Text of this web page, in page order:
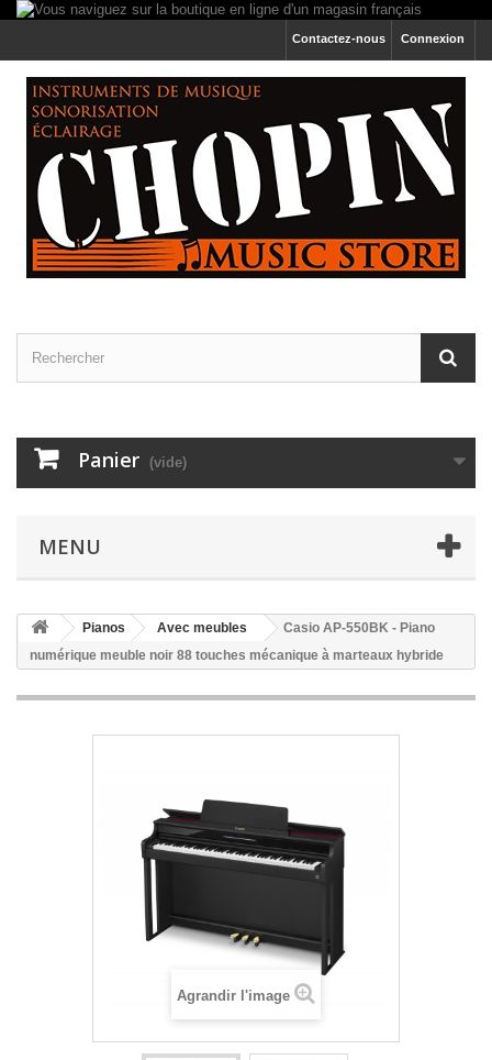
Connexion
Contactez-nous
Panier (vide)
MENU
Pianos Avec meubles
Casio AP-550BK - Piano
numérique meuble noir 88 touches mécanique à marteaux hybride
Agrandir l'image